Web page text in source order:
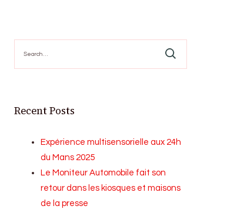
for:
Recent Posts
Expérience multisensorielle aux 24h
du Mans 2025
Le Moniteur Automobile fait son
retour dans les kiosques et maisons
de la presse